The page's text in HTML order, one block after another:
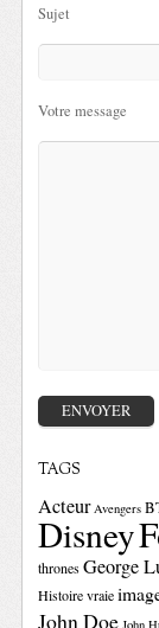
Sujet
Votre message
TAGS
Acteur Avengers
Disney
thrones George
Histoire vraie
John Doe